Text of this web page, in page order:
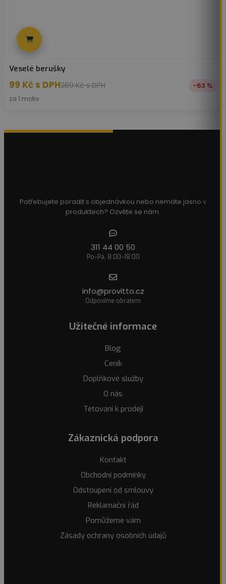
Veselé berušky
99 Kč s DPH269Kč s DPH -63 %
za 1 motiv
Potřebujete poradit s objednávkou nebo nemáte jasno v
produktech? Ozvěte se nám.
311 44 00 50
Po–Pá, 8:00–18:00
info@provitto.cz
Odpovíme obratem
Užitečné informace
Blog
Ceník
Doplňkové služby
O nás
Tetování k prodeji
Zákaznická podpora
Kontakt
Obchodní podmínky
Odstoupení od smlouvy
Reklamační řád
Pomůžeme vám
Zásady ochrany osobních údajů